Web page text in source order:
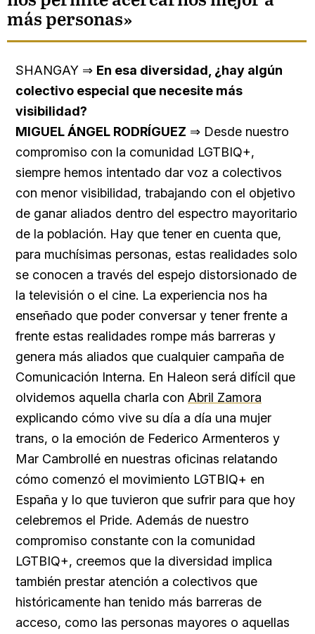
más personas»
SHANGAY ⇒ En esa diversidad, ¿hay algún
colectivo especial que necesite más
visibilidad?
MIGUEL ÁNGEL RODRÍGUEZ ⇒ Desde nuestro
compromiso con la comunidad LGTBIQ+,
siempre hemos intentado dar voz a colectivos
con menor visibilidad, trabajando con el objetivo
de ganar aliados dentro del espectro mayoritario
de la población. Hay que tener en cuenta que,
para muchísimas personas, estas realidades solo
se conocen a través del espejo distorsionado de
la televisión o el cine. La experiencia nos ha
enseñado que poder conversar y tener frente a
frente estas realidades rompe más barreras y
genera más aliados que cualquier campaña de
Comunicación Interna. En Haleon será difícil que
olvidemos aquella charla con Abril Zamora
explicando cómo vive su día a día una mujer
trans, o la emoción de Federico Armenteros y
Mar Cambrollé en nuestras oficinas relatando
cómo comenzó el movimiento LGTBIQ+ en
España y lo que tuvieron que sufrir para que hoy
celebremos el Pride. Además de nuestro
compromiso constante con la comunidad
LGTBIQ+, creemos que la diversidad implica
también prestar atención a colectivos que
históricamente han tenido más barreras de
acceso, como las personas mayores o aquellas